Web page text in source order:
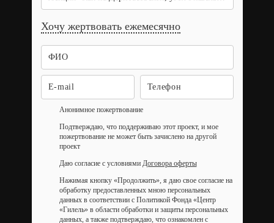
Хочу жертвовать ежемесячно
Анонимное пожертвование
Подтверждаю, что поддерживаю этот проект, и мое
пожертвование не может быть зачислено на другой
проект
Даю согласие с условиями Договора оферты
Нажимая кнопку «Продолжить», я даю свое согласие на
обработку предоставленных мною персональных
данных в соответствии с Политикой Фонда «Центр
«Гилель» в области обработки и защиты персональных
данных, а также подтверждаю, что ознакомлен с